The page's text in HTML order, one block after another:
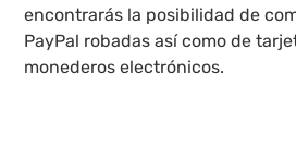
encontrarás la posibilidad de
PayPal robadas así como de
monederos electrónicos.